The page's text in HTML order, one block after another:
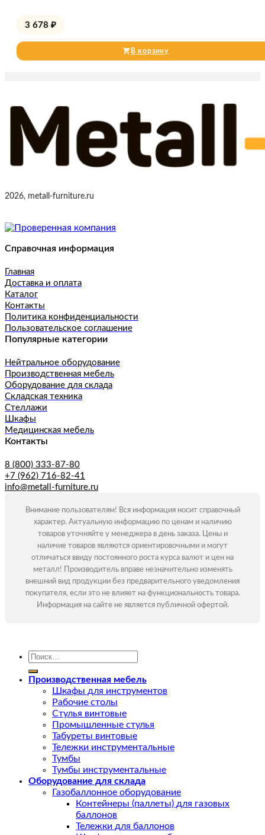
3 678 ₽
В корзину
2026, metall-furniture.ru
Справочная информация
Главная
Доставка и оплата
Каталог
Контакты
Политика конфиденциальности
Пользовательское соглашение
Популярные категории
Нейтральное оборудование
Производственная мебель
Оборудование для склада
Складская техника
Стеллажи
Шкафы
Медицинская мебель
Контакты
8 (800) 333-87-80
+7 (962) 716-82-41
info@metall-furniture.ru
Внимание пользователям! Вся информация носит справочный
характер. Актуальную информацию по ценам и наличию
товаров уточняйте у менеджера в день заказа. Цены и
наличие товаров являются ориентировочными и могут
отличаться ввиду постоянного роста курса валют и цен на
металл! Производитель вправе незначительно изменять
внешний вид продукции без предварительного уведомления
покупателя, если это не влияет на функциональность товара.
Информация на сайте не является публичной офертой.
Искать:
Производственная мебель
Шкафы для инструментов
Рабочие столы
Стулья винтовые
Промышленные стулья
Табуреты винтовые
Тележки инструментальные
Тумбы
Тумбы инструментальные
Оборудование для склада
Газобаллонное оборудование
Контейнеры (паллеты) для газовых
баллонов
Тележки для баллонов